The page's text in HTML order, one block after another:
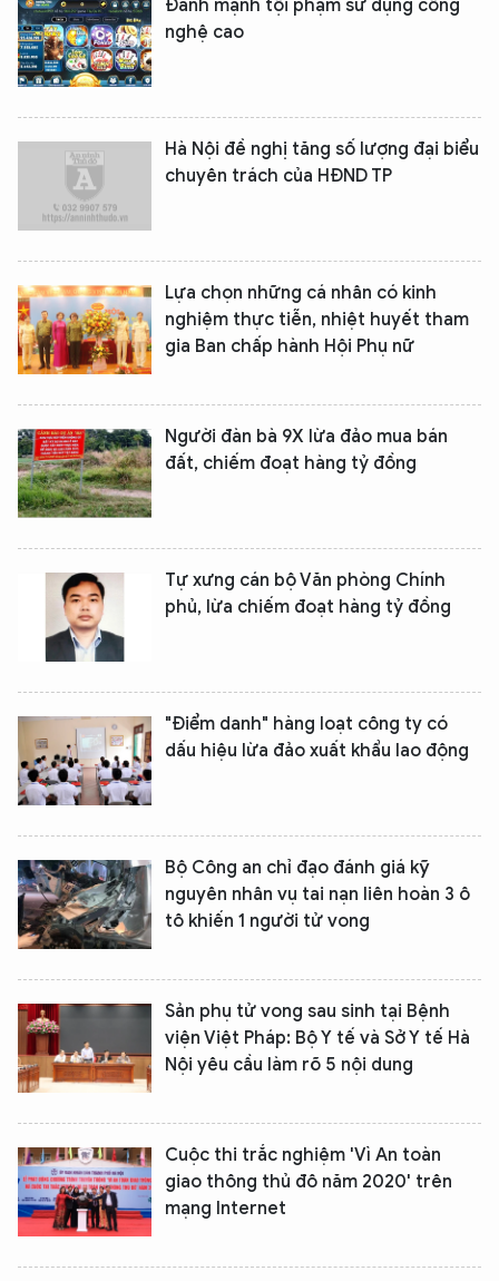
Đánh mạnh tội phạm sử dụng công
nghệ cao
Hà Nội đề nghị tăng số lượng đại biểu
chuyên trách của HĐND TP
Lựa chọn những cá nhân có kinh
nghiệm thực tiễn, nhiệt huyết tham
gia Ban chấp hành Hội Phụ nữ
Người đàn bà 9X lừa đảo mua bán
đất, chiếm đoạt hàng tỷ đồng
Tự xưng cán bộ Văn phòng Chính
phủ, lừa chiếm đoạt hàng tỷ đồng
"Điểm danh" hàng loạt công ty có
dấu hiệu lừa đảo xuất khẩu lao động
Bộ Công an chỉ đạo đánh giá kỹ
nguyên nhân vụ tai nạn liên hoàn 3 ô
tô khiến 1 người tử vong
Sản phụ tử vong sau sinh tại Bệnh
viện Việt Pháp: Bộ Y tế và Sở Y tế Hà
Nội yêu cầu làm rõ 5 nội dung
Cuộc thi trắc nghiệm 'Vì An toàn
giao thông thủ đô năm 2020' trên
mạng Internet
XIN CHÀO,
TÔI LÀ CHATBOT CỦA
An Ninh Thủ Đô nhé. Tôi sẵn sàng hỗ trợ!